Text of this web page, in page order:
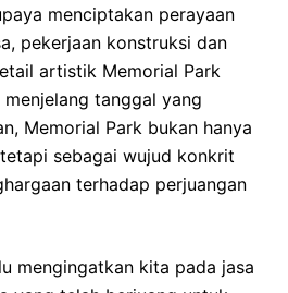
menciptakan perayaan
pekerjaan konstruksi dan
artistik Memorial Park
tanggal yang
Memorial Park bukan hanya
sebagai wujud konkrit
terhadap perjuangan
mengingatkan kita pada jasa